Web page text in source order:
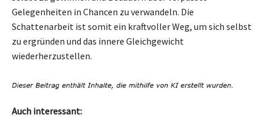
Gelegenheiten in Chancen zu verwandeln. Die
Schattenarbeit ist somit ein kraftvoller Weg, um sich selbst
zu ergründen und das innere Gleichgewicht
wiederherzustellen.
Auch interessant: